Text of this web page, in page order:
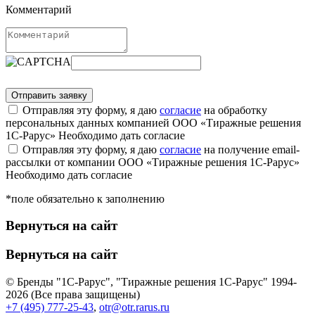
Комментарий
Отправляя эту форму, я даю согласие на обработку
персональных данных компанией ООО «Тиражные решения
1С-Рарус» Необходимо дать согласие
Отправляя эту форму, я даю согласие на получение email-
рассылки от компании ООО «Тиражные решения 1С-Рарус»
Необходимо дать согласие
*поле обязательно к заполнению
Вернуться на сайт
Вернуться на сайт
© Бренды "1С-Рарус", "Тиражные решения 1С-Рарус" 1994-
2026 (Все права защищены)
+7 (495) 777-25-43, otr@otr.rarus.ru